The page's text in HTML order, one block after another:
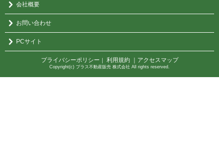
会社概要
お問い合わせ
PCサイト
プライバシーポリシー ｜ 利用規約 ｜アクセスマップ
Copyright(c) プラス不動産販売 株式会社 All rights reserved.